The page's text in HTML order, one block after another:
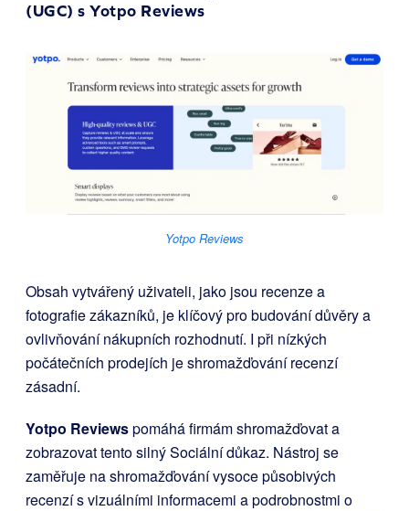
(UGC) s Yotpo Reviews
Yotpo Reviews
Obsah vytvářený uživateli, jako jsou recenze a
fotografie zákazníků, je klíčový pro budování důvěry a
ovlivňování nákupních rozhodnutí. I při nízkých
počátečních prodejích je shromažďování recenzí
zásadní.
Yotpo Reviewspomáhá firmám shromažďovat a
zobrazovat tento silný Sociální důkaz. Nástroj se
zaměřuje na shromažďování vysoce působivých
recenzí s vizuálními informacemi a podrobnostmi o